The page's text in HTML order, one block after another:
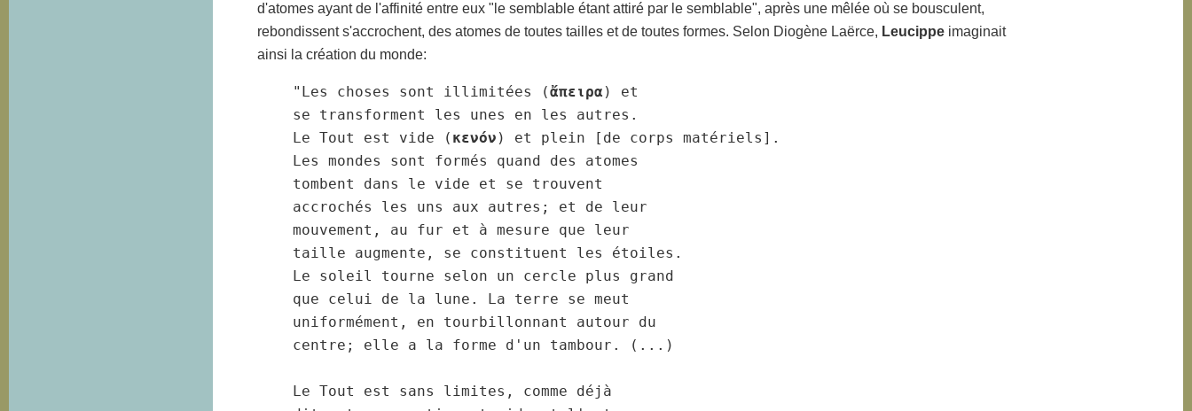
d'atomes ayant de l'affinité entre eux "le semblable étant attiré par le semblable", après une mêlée où se bousculent,
rebondissent s'accrochent, des atomes de toutes tailles et de toutes formes. Selon Diogène Laërce, Leucippe imaginait
ainsi la création du monde:
"Les choses sont illimitées (ἄπειρα ) et
se transforment les unes en les autres.
Le Tout est vide ( κενόν ) et plein [de corps matériels].
Les mondes sont formés quand des atomes
tombent dans le vide et se trouvent
accrochés les uns aux autres; et de leur
mouvement, au fur et à mesure que leur
taille augmente, se constituent les étoiles.
Le soleil tourne selon un cercle plus grand
que celui de la lune. La terre se meut
uniformément, en tourbillonnant autour du
centre; elle a la forme d'un tambour. (...)
Le Tout est sans limites, comme déjà